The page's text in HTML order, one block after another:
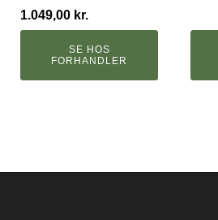
1.049,00 kr.
SE HOS
FORHANDLER